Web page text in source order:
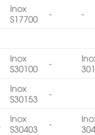
Inox
S17700
- -
Inox
S30100
-
Inox
S30153
-
Inox
S30403
-